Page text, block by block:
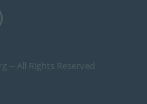
-- All Rights Reserved